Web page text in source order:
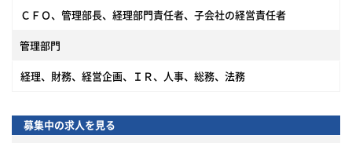
ＣＦＯ、管理部長、経理部門責任者、子会社の経営責任者
管理部門
経理、財務、経営企画、ＩＲ、人事、総務、法務
募集中の求人を見る